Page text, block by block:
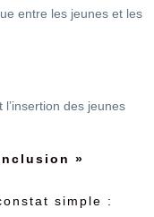
entre les jeunes et les
des jeunes
»
simple :